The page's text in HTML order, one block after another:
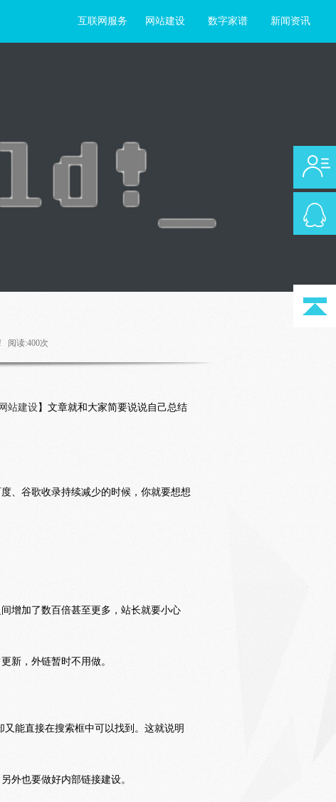
互联网服务 网站建设 数字家谱 新闻资讯
! 阅读:400次
站建设】文章就和大家简要说说自己总结
、谷歌收录持续减少的时候，你就要想想
增加了数百倍甚至更多，站长就要小心
新，外链暂时不用做。
能直接在搜索框中可以找到。这就说明
外也要做好内部链接建设。